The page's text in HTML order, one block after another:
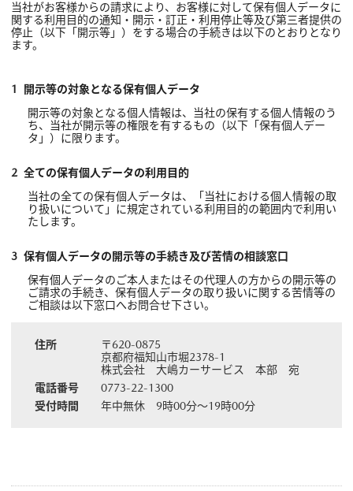
当社がお客様からの請求により、お客様に対して保有個人データに
関する利用目的の通知・開示・訂正・利用停止等及び第三者提供の
停止（以下「開示等」）をする場合の手続きは以下のとおりとなり
ます。
開示等の対象となる保有個人データ
開示等の対象となる個人情報は、当社の保有する個人情報のう
ち、当社が開示等の権限を有するもの（以下「保有個人デー
タ」）に限ります。
全ての保有個人データの利用目的
当社の全ての保有個人データは、「当社における個人情報の取
り扱いについて」に規定されている利用目的の範囲内で利用い
たします。
保有個人データの開示等の手続き及び苦情の相談窓口
保有個人データのご本人またはその代理人の方からの開示等の
ご請求の手続き、保有個人データの取り扱いに関する苦情等の
ご相談は以下窓口へお問合せ下さい。
住所
〒620-0875
京都府福知山市堀2378-1
株式会社 大嶋カーサービス 本部 宛
電話番号
0773-22-1300
受付時間
年中無休 9時00分～19時00分